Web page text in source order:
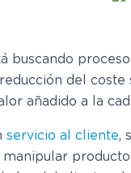
buscando
del
añadido a la
servicio al cliente,